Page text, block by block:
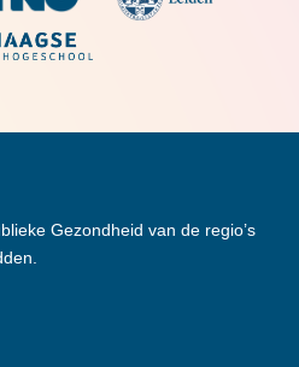
Gezondheid van de regio’s